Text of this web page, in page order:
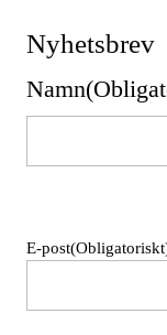
Nyhetsbrev
Namn
E-post